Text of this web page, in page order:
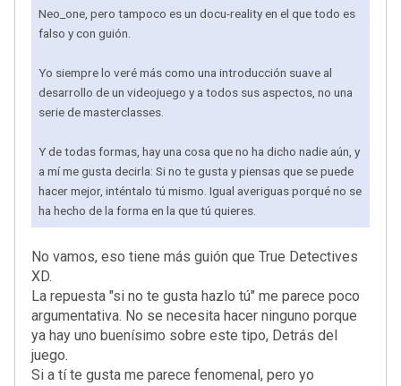
Neo_one, pero tampoco es un docu-reality en el que todo es
falso y con guión.
Yo siempre lo veré más como una introducción suave al
desarrollo de un videojuego y a todos sus aspectos, no una
serie de masterclasses.
Y de todas formas, hay una cosa que no ha dicho nadie aún, y
a mí me gusta decirla: Si no te gusta y piensas que se puede
hacer mejor, inténtalo tú mismo. Igual averiguas porqué no se
ha hecho de la forma en la que tú quieres.
No vamos, eso tiene más guión que True Detectives
XD.
La repuesta "si no te gusta hazlo tú" me parece poco
argumentativa. No se necesita hacer ninguno porque
ya hay uno buenísimo sobre este tipo, Detrás del
juego.
Si a tí te gusta me parece fenomenal, pero yo